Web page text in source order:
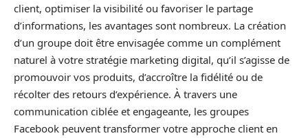
client, optimiser la visibilité ou favoriser le partage
d’informations, les avantages sont nombreux. La création
d’un groupe doit être envisagée comme un complément
naturel à votre stratégie marketing digital, qu’il s’agisse de
promouvoir vos produits, d’accroître la fidélité ou de
récolter des retours d’expérience. À travers une
communication ciblée et engageante, les groupes
Facebook peuvent transformer votre approche client en